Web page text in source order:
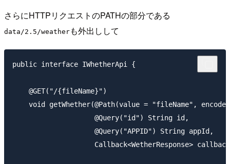
さらにHTTPリクエストのPATHの部分である
data/2.5/weather も外出しして
public interface IWhetherApi {
    @GET("/{fileName}")
void getWhether(@Path(value = "fileName", encode
                    @Query("id") String id,
                    @Query("APPID") String appId,
Callback<WetherResponse>